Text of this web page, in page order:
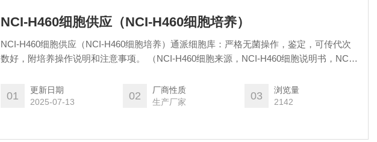
NCI-H460细胞供应（NCI-H460细胞培养）
NCI-H460细胞供应（NCI-H460细胞培养）通派细胞库：严格无菌操作，鉴定，可传代次
数好，附培养操作说明和注意事项。 （NCI-H460细胞来源，NCI-H460细胞说明书，NCI-
帮助您养好细胞，售后期内可申请免费售后）
01
更新日期
2025-07-13
02
厂商性质
生产厂家
03
浏览量
2142